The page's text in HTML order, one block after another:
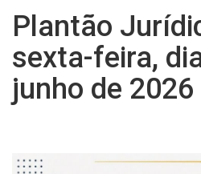
NOTÍCIAS
DIRETORIA
ASSESSORIA JURÍDICA
Plantão
sexta-feira,
junho de 2026